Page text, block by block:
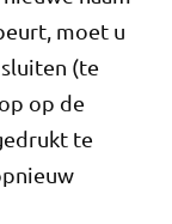
moet u
(te
op de
te